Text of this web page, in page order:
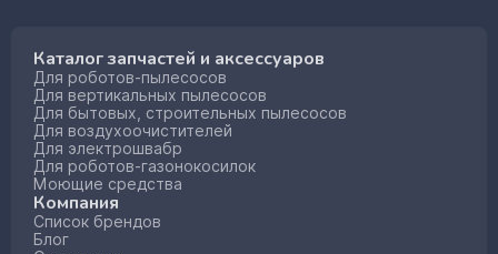
Каталог запчастей и аксессуаров
Для роботов-пылесосов
Для вертикальных пылесосов
Для бытовых, строительных пылесосов
Для воздухоочистителей
Для электрошвабр
Для роботов-газонокосилок
Моющие средства
Компания
Список брендов
Блог